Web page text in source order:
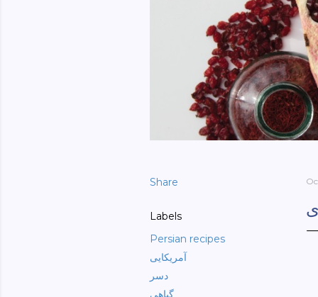
Share
Labels
Persian recipes
آمریکایی
دسر
گیاهی